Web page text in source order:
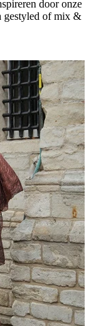
door onze
gestyled of mix &